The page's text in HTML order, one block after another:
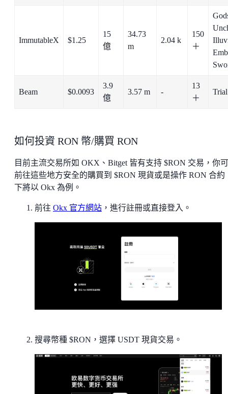
ImmutableX $1.25
15
億
34.73
m
2.04 k
150
＋
Beam $0.0093
3.9
億
3.57 m -
13
＋
如何投資 RON 幣/購買 RON
目前主流交易所如 OKX、Bitget 皆有支持 $RON 交易，你
前往這些地方安全的購買到 $RON 現貨或是操作 RON 合約
下將以 Okx 為例。
前往 Okx 官方網站 ，進行註冊或直接登入。
搜尋幣種 $RON，選擇 USDT 現貨交易。